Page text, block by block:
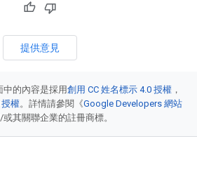
提供意見
的內容是採用創用 CC 姓名標示 4.0 授權 ，
授權。詳情請參閱《Google Developers 網站
其關聯企業的註冊商標。